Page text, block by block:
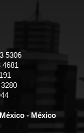
5306
4681
- México